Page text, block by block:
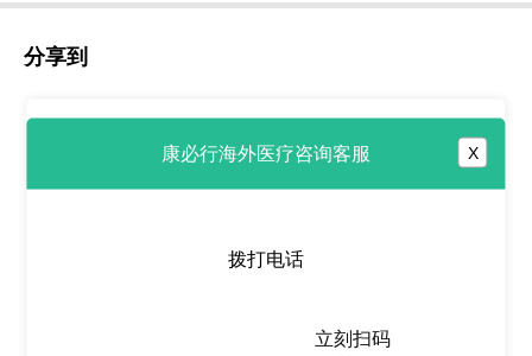
分享到
康必行海外医疗咨询客服 X
拨打电话
立刻扫码